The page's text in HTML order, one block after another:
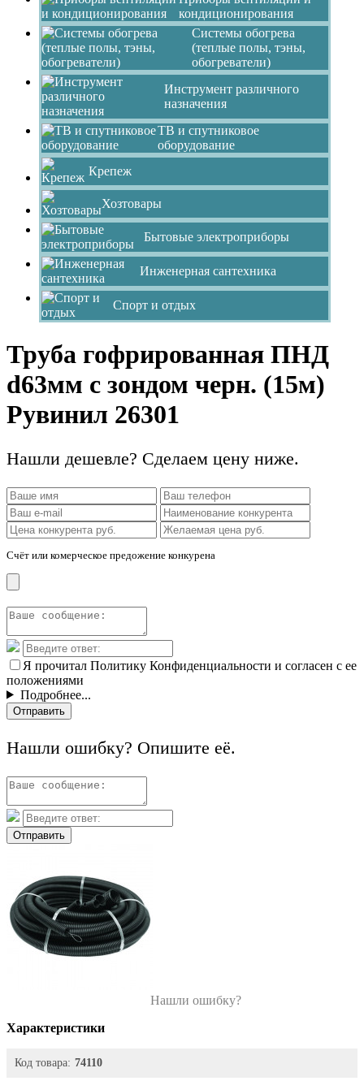
кондиционирования
Системы обогрева
(теплые полы, тэны,
обогреватели)
Инструмент различного
назначения
ТВ и спутниковое
оборудование
Крепеж
Хозтовары
Бытовые электроприборы
Инженерная сантехника
Спорт и отдых
Труба гофрированная ПНД
d63мм с зондом черн. (15м)
Рувинил 26301
Нашли дешевле? Сделаем цену ниже.
Счёт или комерческое предожение конкурена
Я прочитал Политику Конфиденциальности и согласен с ее
положениями
Подробнее...
Отправить
Нашли ошибку? Опишите её.
Отправить
Нашли ошибку?
Характеристики
Код товара: 74110